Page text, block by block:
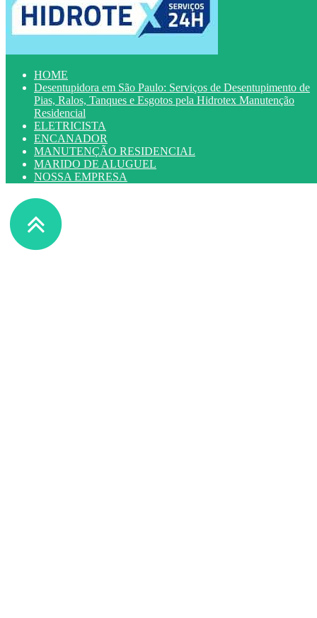
HOME
Desentupidora em São Paulo: Serviços de Desentupimento de
Pias, Ralos, Tanques e Esgotos pela Hidrotex Manutenção
Residencial
ELETRICISTA
ENCANADOR
MANUTENÇÃO RESIDENCIAL
MARIDO DE ALUGUEL
NOSSA EMPRESA